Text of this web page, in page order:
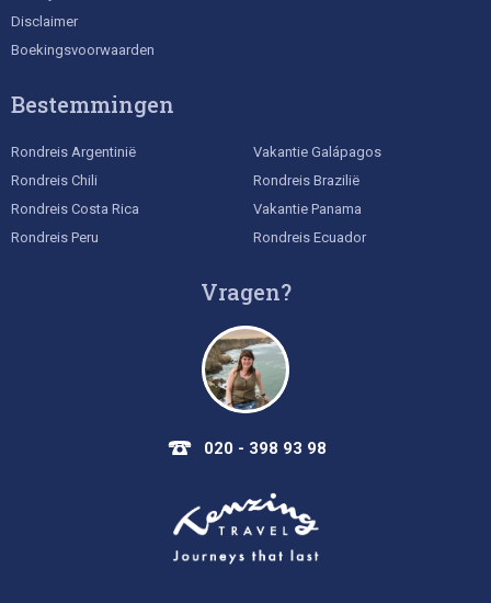
Disclaimer
Boekingsvoorwaarden
Bestemmingen
Rondreis Argentinië
Rondreis Chili
Rondreis Costa Rica
Rondreis Peru
Vakantie Galápagos
Rondreis Brazilië
Vakantie Panama
Rondreis Ecuador
Vragen?
020 - 398 93 98